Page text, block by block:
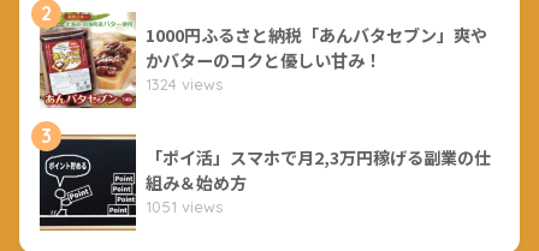
2
1000円ふるさと納税「あんバタセブン」爽や
かバターのコクと優しい甘み！
1324 views
3
「ポイ活」スマホで月2,3万円稼げる副業の仕
組み＆始め方
1051 views